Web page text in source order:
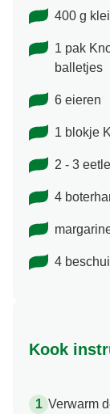
400 g
1 pak
balletjes
6 eieren
1 blokje
2 - 3
4
4
Kook
Verwarm